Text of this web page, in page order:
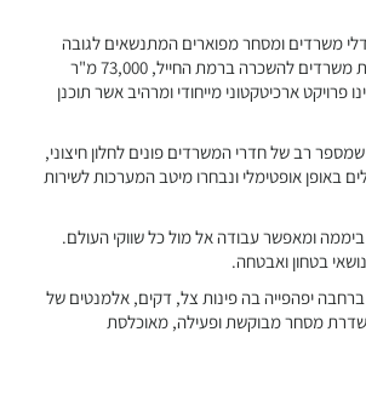
משרדים ומסחר מפוארים המתנשאים לגובה
של שתים עשרה קומות משרדים להשכרה ברמת החייל, 73,000 מ"ר
פרויקט ארכיטקטוני מייחודי ומרהיב אשר תוכנן
רב של חדרי המשרדים פונים לחלון חיצוני,
באופן אופטימלי ונבחרו מיטב המערכות לשירות
24 שעות ביממה ומאפשר עבודה אל מול כל שווקי העולם.
בטחון ואבטחה.
יפהפייה בה פינות צל, דקים, אלמנטים של
שדרת מסחר מבוקשת ופעילה, מאוכלסת